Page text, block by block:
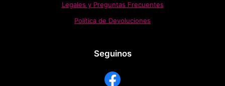
Legales y Preguntas Frecuentes
Política de Devoluciones
Seguinos